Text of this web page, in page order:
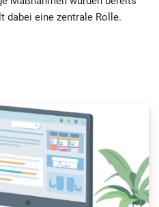
dabei eine zentrale Rolle.